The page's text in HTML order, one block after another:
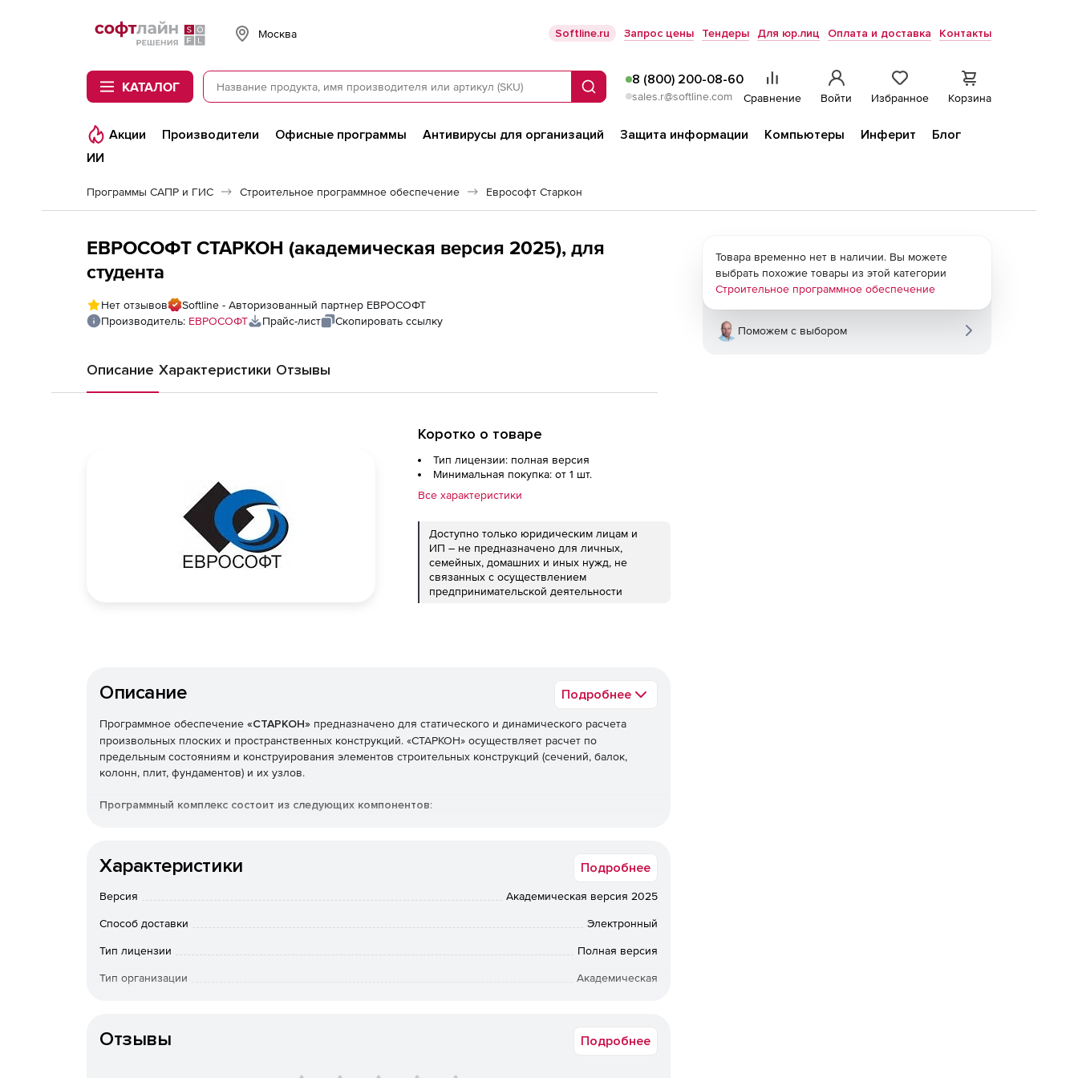
Softline
Москва Softline.ru Запрос цены Тендеры Для юр.лиц Оплата и доставка Контакты
КАТАЛОГ Поиск
8 (800) 200-08-60
sales.r@softline.com Сравнение Войти Избранное Корзина
Акции Производители Офисные программы Антивирусы для организаций Защита информации Компьютеры Инферит
Блог
ИИ
Программы САПР и ГИС Строительное программное обеспечение Еврософт Старкон
ЕВРОСОФТ СТАРКОН (академическая версия 2025), для
студента
Нет отзывов
Softline - Авторизованный партнер ЕВРОСОФТ
Производитель: ЕВРОСОФТ Прайс-лист Скопировать ссылку
Описание Характеристики Отзывы
Коротко о товаре
Тип лицензии: полная версия
Минимальная покупка: от 1 шт.
Все характеристики
Доступно только юридическим лицам и
ИП – не предназначено для личных,
семейных, домашних и иных нужд, не
связанных с осуществлением
предпринимательской деятельности
Описание Подробнее
Программное обеспечение «СТАРКОН» предназначено для статического и динамического расчета
произвольных плоских и пространственных конструкций. «СТАРКОН» осуществляет расчет по
предельным состояниям и конструирования элементов строительных конструкций (сечений, балок,
колонн, плит, фундаментов) и их узлов.
Программный комплекс состоит из следующих компонентов:
основе метода конечных элементов.
ПК TouchAt / Poseidon – модули для управления проектами и построения расчетных схем STARK ES.
конструкций.
ПК СпИн – электронный справочник-калькулятор для проектировщиков и инженеров-строителей.
Характеристики Подробнее
Версия Академическая версия 2025
Способ доставки Электронный
Тип лицензии Полная версия
Тип организации Академическая
Отзывы Подробнее
Товара временно нет в наличии. Вы можете
выбрать похожие товары из этой категории
Строительное программное обеспечение
Поможем с выбором